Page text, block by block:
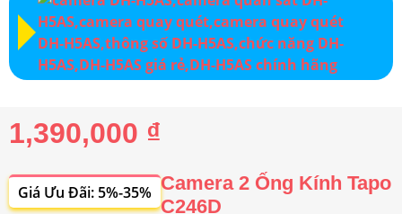
1,390,000 ₫
Giá Ưu Đãi: 5%-35% Camera 2 Ống Kính Tapo
C246D